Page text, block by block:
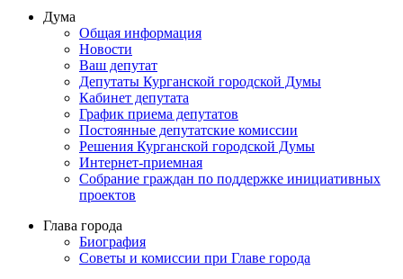
Дума
Общая информация
Новости
Ваш депутат
Депутаты Курганской городской Думы
Кабинет депутата
График приема депутатов
Постоянные депутатские комиссии
Решения Курганской городской Думы
Интернет-приемная
Собрание граждан по поддержке инициативных
проектов
Глава города
Биография
Советы и комиссии при Главе города